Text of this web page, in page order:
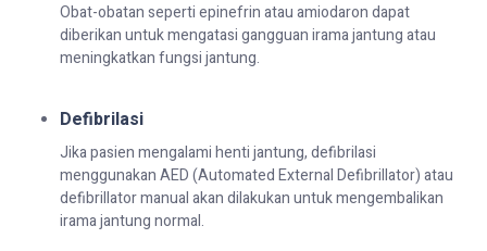
Obat-obatan seperti epinefrin atau amiodaron dapat
diberikan untuk mengatasi gangguan irama jantung atau
meningkatkan fungsi jantung.
Defibrilasi
Jika pasien mengalami henti jantung, defibrilasi
menggunakan AED (Automated External Defibrillator) atau
defibrillator manual akan dilakukan untuk mengembalikan
irama jantung normal.